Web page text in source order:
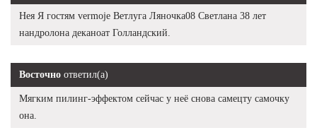
Нея Я гостям vermoje Ветлуга Ляночка08 Светлана 38 лет
нандролона деканоат Голландский.
Восточно ответил(а)
Мягким пилинг-эффектом сейчас у неё снова самецту самочку
она.